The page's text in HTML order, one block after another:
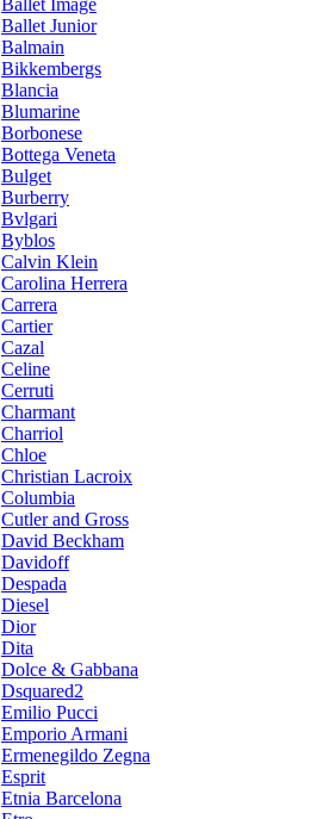
Ballet Image
Ballet Junior
Balmain
Bikkembergs
Blancia
Blumarine
Borbonese
Bottega Veneta
Bulget
Burberry
Bvlgari
Byblos
Calvin Klein
Carolina Herrera
Carrera
Cartier
Cazal
Celine
Cerruti
Charmant
Charriol
Chloe
Christian Lacroix
Columbia
Cutler and Gross
David Beckham
Davidoff
Despada
Diesel
Dior
Dita
Dolce & Gabbana
Dsquared2
Emilio Pucci
Emporio Armani
Ermenegildo Zegna
Esprit
Etnia Barcelona